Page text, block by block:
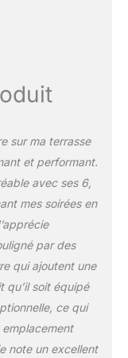
ou
une
: équipé
6,74 kW,
efficace,
pour les
air.
de
:
pare-vent
protéger la
et un
un
du
sur ma terrasse
et performant.
avec ses 6,
mes soirées en
par des
qui ajoutent une
qu’il soit équipé
ce qui
note un excellent